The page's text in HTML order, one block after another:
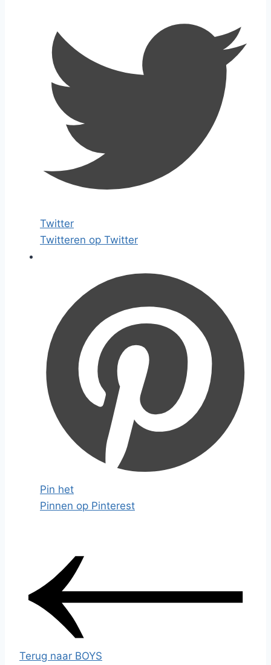
Twitter
Twitteren op Twitter
Pin het
Pinnen op Pinterest
Terug naar BOYS